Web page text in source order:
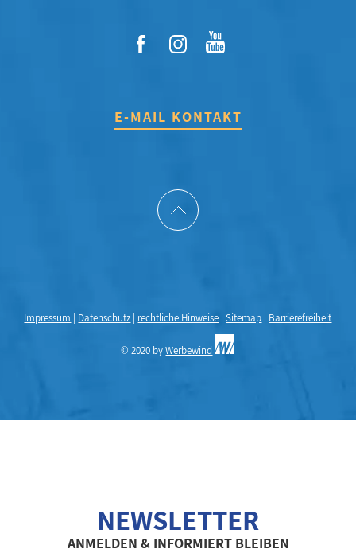
E-MAIL KONTAKT
Impressum Datenschutz rechtliche Hinweise |Sitemap Barrierefreiheit
© 2020 byWerbewind
NEWSLETTER
ANMELDEN & INFORMIERT BLEIBEN